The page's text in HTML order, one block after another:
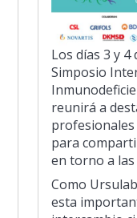
Los días 3 y 4
Simposio
reunirá a
profesionales
para
en torno a
Como
esta